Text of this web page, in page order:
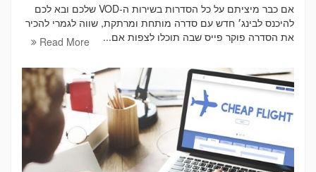
אם כבר מיציתם על כל הסדרות בשירות ה-VOD שלכם ובא לכם
להיכנס לבינג׳ חדש עם סדרה מותחת ומרתקת, שווה לגמרי להכיר
את הסדרה פוקר פייס שבה תוכלו לצפות אם...
Read More